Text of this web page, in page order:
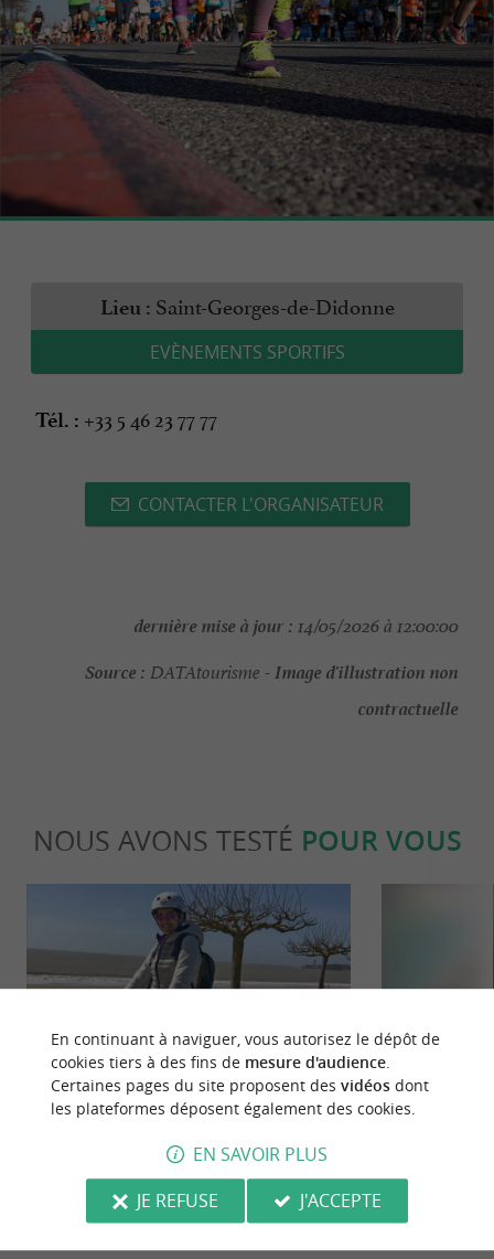
Lieu : Saint-Georges-de-Didonne
EVÈNEMENTS SPORTIFS
Tél. : +33 5 46 23 77 77
CONTACTER L'ORGANISATEUR
dernière mise à jour : 14/05/2026 à 12:00:00
Source : DATAtourisme -Image d'illustration non
contractuelle
NOUS AVONS TESTÉ POUR VOUS
2,7 km - Saint-Georges-de-Didonne
Familiale Détente
En continuant à naviguer, vous autorisez le dépôt de
cookies tiers à des fins de mesure d'audience.
Certaines pages du site proposent des vidéosdont
les plateformes déposent également des cookies.
EN SAVOIR PLUS
JE REFUSE
J'ACCEPTE